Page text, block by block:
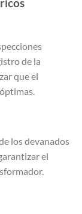
de la
que el
los devanados
el